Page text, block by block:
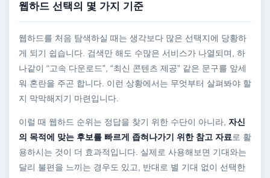
웹하드 선택의 몇 가지 기준
웹하드를 처음 탐색하실 때는 생각보다 많은 선택지에 당황하
게 되기 쉽습니다. 검색만 해도 수많은 서비스가 나열되며, 하
나같이 “고속 다운로드”, “최신 콘텐츠 제공” 같은 문구를 앞세
워 혼란을 주곤 합니다. 이런 상황에서는 무엇부터 살펴봐야 할
지 막막해지기 마련입니다.
이럴 때 웹하드 순위는 정답을 찾기 위한 수단이 아니라, 자신
의 목적에 맞는 후보를 빠르게 좁혀나가기 위한 참고 자료로 활
용하시는 것이 더 효과적입니다. 실제로 사용해보면 기대와는
달리 불편을 느끼는 경우도 있고, 반대로 별 기대 없이 선택한